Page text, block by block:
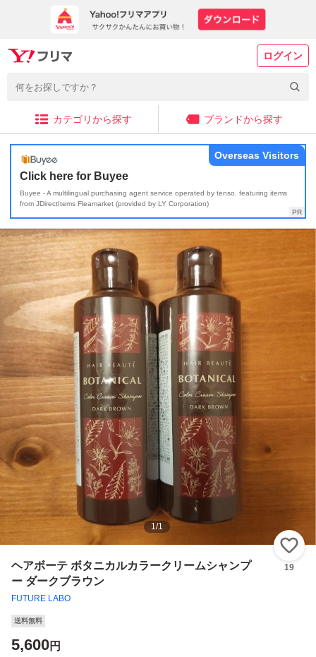
ログイン
カテゴリから探す ブランドから探す
Click here for Buyee
Buyee - A multilingual purchasing agent service operated by tenso, featuring items
from JDirectItems Fleamarket (provided by LY Corporation)
Overseas Visitors
1/1
ヘアボーテ ボタニカルカラークリームシャンプ
ー ダークブラウン
FUTURE LABO
19
送料無料
5,600円